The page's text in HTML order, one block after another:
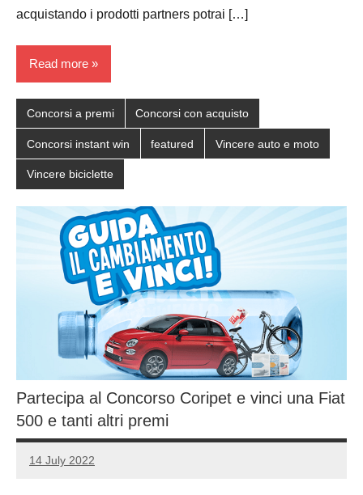
acquistando i prodotti partners potrai […]
Read more
Concorsi a premi Concorsi con acquisto
Concorsi instant win featured Vincere auto e moto
Vincere biciclette
Partecipa al Concorso Coripet e vinci una Fiat
500 e tanti altri premi
14 July 2022
Luca
No